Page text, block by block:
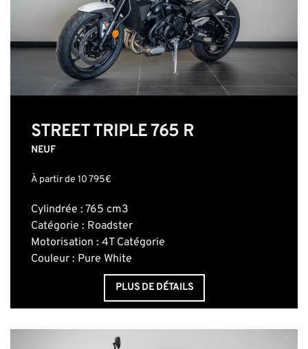
STREET TRIPLE 765 R
NEUF
À partir de 10 795€
Cylindrée : 765 cm3
Catégorie : Roadster
Motorisation : 4T Catégorie
Couleur : Pure White
PLUS DE DÉTAILS